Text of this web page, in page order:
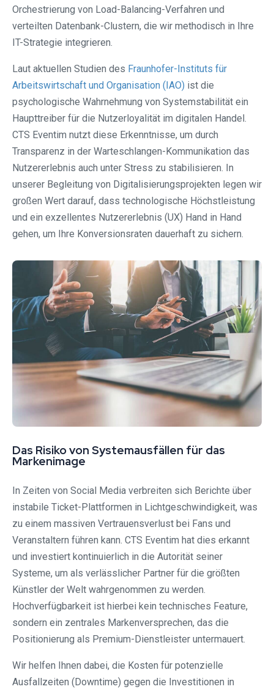
Orchestrierung von Load-Balancing-Verfahren und
verteilten Datenbank-Clustern, die wir methodisch in Ihre
IT-Strategie integrieren.
Laut aktuellen Studien des Fraunhofer-Instituts für
Arbeitswirtschaft und Organisation (IAO) ist die
psychologische Wahrnehmung von Systemstabilität ein
Haupttreiber für die Nutzerloyalität im digitalen Handel.
CTS Eventim nutzt diese Erkenntnisse, um durch
Transparenz in der Warteschlangen-Kommunikation das
Nutzererlebnis auch unter Stress zu stabilisieren. In
unserer Begleitung von Digitalisierungsprojekten legen wir
großen Wert darauf, dass technologische Höchstleistung
und ein exzellentes Nutzererlebnis (UX) Hand in Hand
gehen, um Ihre Konversionsraten dauerhaft zu sichern.
Das Risiko von Systemausfällen für das
Markenimage
In Zeiten von Social Media verbreiten sich Berichte über
instabile Ticket-Plattformen in Lichtgeschwindigkeit, was
zu einem massiven Vertrauensverlust bei Fans und
Veranstaltern führen kann. CTS Eventim hat dies erkannt
und investiert kontinuierlich in die Autorität seiner
Systeme, um als verlässlicher Partner für die größten
Künstler der Welt wahrgenommen zu werden.
Hochverfügbarkeit ist hierbei kein technisches Feature,
sondern ein zentrales Markenversprechen, das die
Positionierung als Premium-Dienstleister untermauert.
Wir helfen Ihnen dabei, die Kosten für potenzielle
Ausfallzeiten (Downtime) gegen die Investitionen in